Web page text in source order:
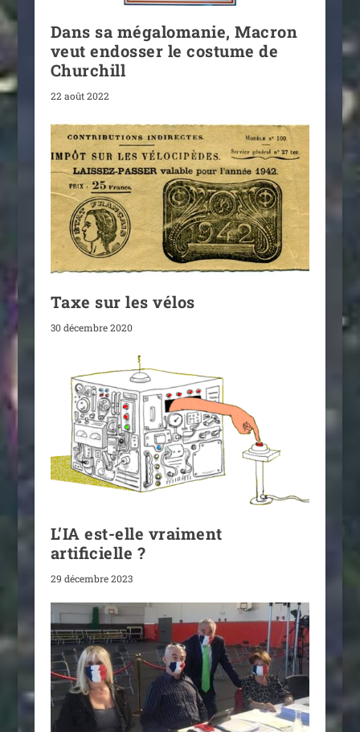
Dans sa mégalomanie, Macron
veut endosser le costume de
Churchill
22 août 2022
Taxe sur les vélos
30 décembre 2020
L’IA est-elle vraiment
artificielle ?
29 décembre 2023